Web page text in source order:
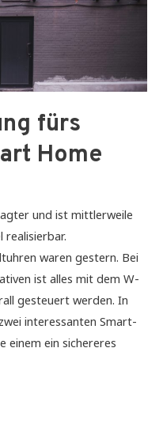
fürs
Home
und ist mittlerweile
realisierbar.
waren gestern. Bei
ist alles mit dem W-
gesteuert werden. In
interessanten Smart-
einem ein sichereres